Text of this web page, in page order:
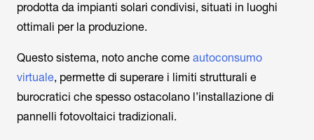
prodotta da impianti solari condivisi, situati in luoghi
ottimali per la produzione.
Questo sistema, noto anche come autoconsumo
virtuale, permette di superare i limiti strutturali e
burocratici che spesso ostacolano l’installazione di
pannelli fotovoltaici tradizionali.